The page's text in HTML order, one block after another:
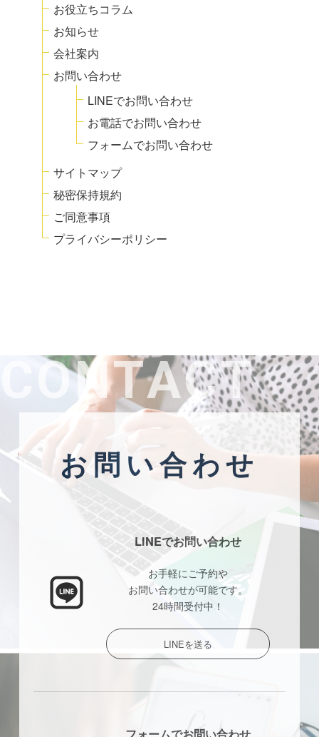
お役立ちコラム
お知らせ
会社案内
お問い合わせ
LINEでお問い合わせ
お電話でお問い合わせ
フォームでお問い合わせ
サイトマップ
秘密保持規約
ご同意事項
プライバシーポリシー
C ONTACT
お問い合わせ
LINEでお問い合わせ
お手軽にご予約や
お問い合わせが可能です。
24時間受付中！
LINEを送る